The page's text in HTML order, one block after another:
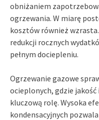
obniżaniem
ogrzewania. W miarę
kosztów również
redukcji rocznych
pełnym dociepleniu.
Ogrzewanie gazowe
ocieplonych, gdzie
kluczową rolę. Wysoka
kondensacyjnych